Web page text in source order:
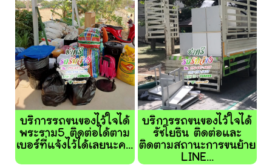
บริการรถขนของไว้ใจได้
พระราม5 ติดต่อได้ตาม
เบอร์ที่แจ้งไว้ได้เลยนะค...
บริการรถขนของไว้ใจได้
รัชโยธิน ติดต่อและ
ติดตามสถานะการขนย้าย
LINE...